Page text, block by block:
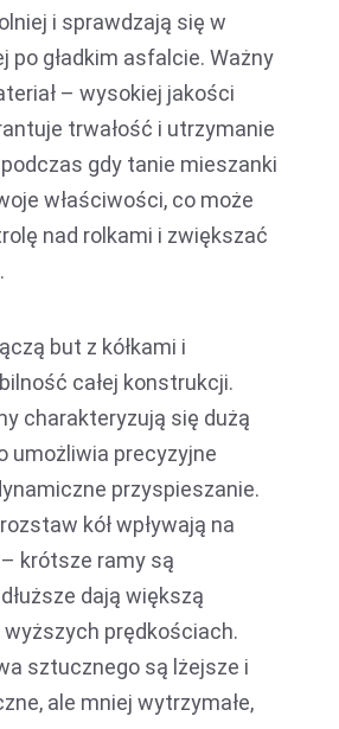
i sprawdzają się w
po gładkim asfalcie. Ważny
– wysokiej jakości
trwałość i utrzymanie
gdy tanie mieszanki
właściwości, co może
nad rolkami i zwiększać
but z kółkami i
całej konstrukcji.
charakteryzują się dużą
umożliwia precyzyjne
przyspieszanie.
kół wpływają na
krótsze ramy są
dają większą
prędkościach.
sztucznego są lżejsze i
ale mniej wytrzymałe,